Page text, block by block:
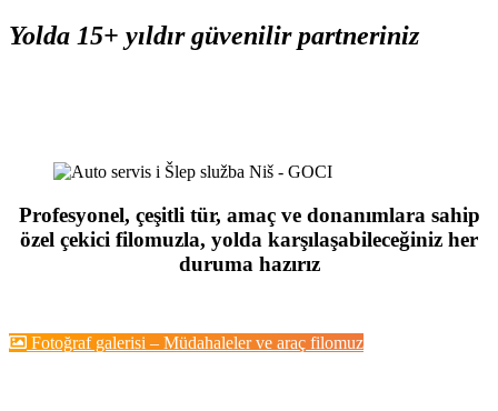
Yolda 15+ yıldır güvenilir partneriniz
Profesyonel, çeşitli tür, amaç ve donanımlara sahip
özel çekici filomuzla, yolda karşılaşabileceğiniz her
duruma hazırız
Fotoğraf galerisi – Müdahaleler ve araç filomuz